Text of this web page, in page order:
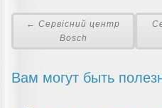
← Сервісний центр
Bosch
Вам могут быть